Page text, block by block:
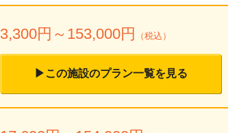
3,300円～ 153,000円 （税込）
▶この施設のプラン一覧を見る